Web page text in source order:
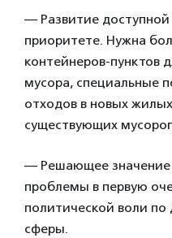
— Развитие
приоритете. Нужна
контейнеров-пунктов
мусора, специальные
отходов в новых
существующих
— Решающее значение
проблемы в первую
политической воли
сферы.